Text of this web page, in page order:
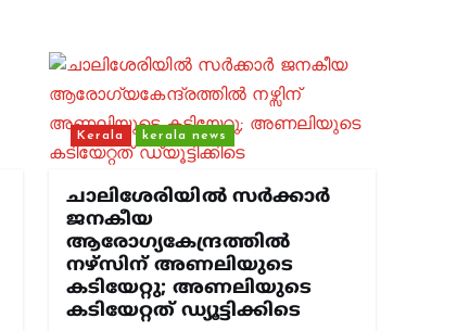
Kerala kerala news
ചാലിശേരിയില്‍ സര്‍ക്കാര്‍
ജനകീയ
ആരോഗ്യകേന്ദ്രത്തില്‍
നഴ്സിന് അണലിയുടെ
കടിയേറ്റു; അണലിയുടെ
കടിയേറ്റത് ഡ്യൂട്ടിക്കിടെ